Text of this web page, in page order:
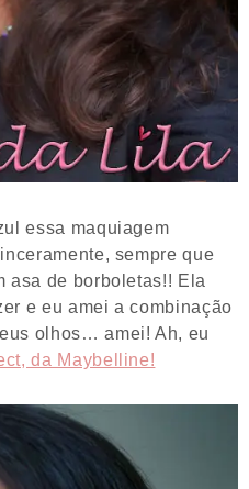
essa maquiagem
sempre que
asa de borboletas!! Ela
e eu amei a combinação
olhos… amei! Ah, eu
da Maybelline!